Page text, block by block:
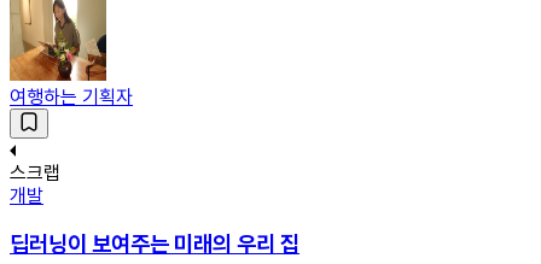
여행하는 기획자
스크랩
개발
딥러닝이 보여주는 미래의 우리 집